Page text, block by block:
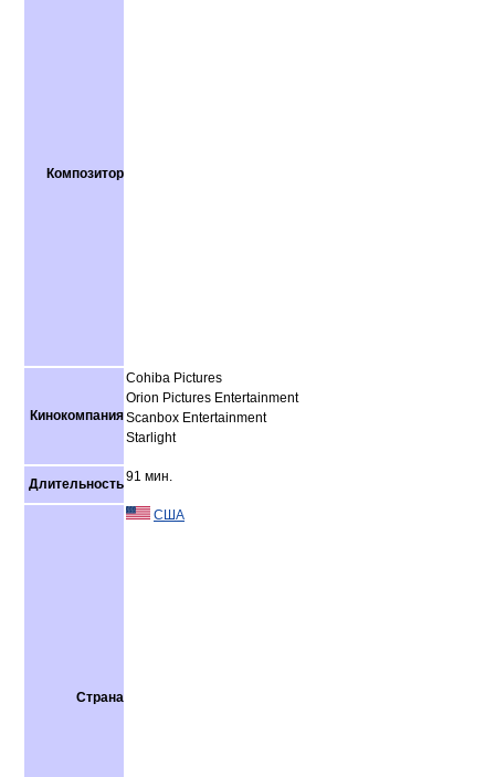
Композитор
Кинокомпания
Cohiba Pictures
Orion Pictures Entertainment
Scanbox Entertainment
Starlight
Длительность91 мин.
Страна
США